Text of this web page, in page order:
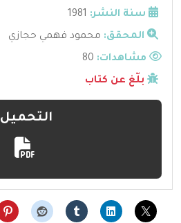
سنة النشر: 1981
المحقق: محمود فهمي حجازي
مشاهدات:
بلّغ عن كتاب
التحميل